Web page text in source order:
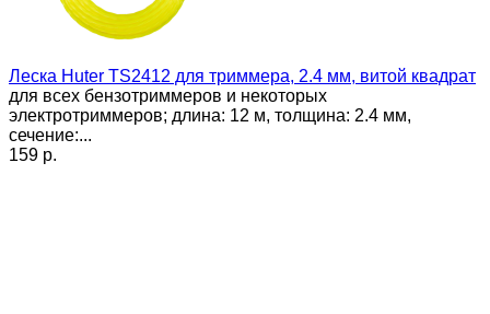
Леска Huter TS2412 для триммера, 2.4 мм, витой квадрат
для всех бензотриммеров и некоторых
электротриммеров; длина: 12 м, толщина: 2.4 мм,
сечение:...
159 p.